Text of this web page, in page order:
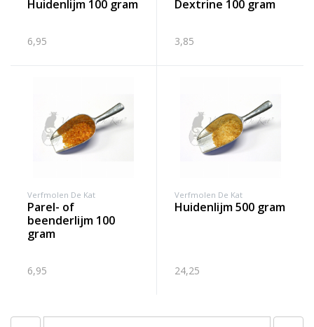
huidenlijm 100 gram
6,95
dextrine 100 gram
3,85
Verfmolen De Kat
parel- of
beenderlijm 100
gram
6,95
Verfmolen De Kat
huidenlijm 500 gram
24,25